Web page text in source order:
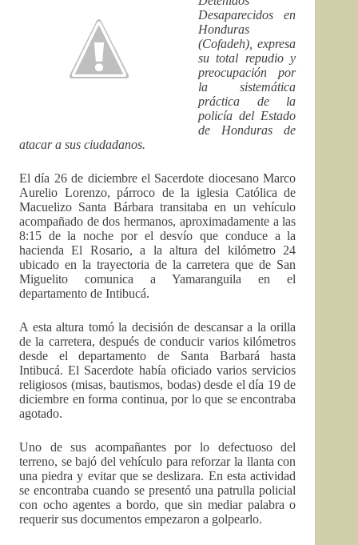
Desaparecidos en
Honduras
(Cofadeh), expresa
su total repudio y
preocupación por
la sistemática
práctica de la
policía del Estado
de Honduras de
atacar a sus ciudadanos.
El día 26 de diciembre el Sacerdote diocesano Marco
Aurelio Lorenzo, párroco de la iglesia Católica de
Macuelizo Santa Bárbara transitaba en un vehículo
acompañado de dos hermanos, aproximadamente a las
8:15 de la noche por el desvío que conduce a la
hacienda El Rosario, a la altura del kilómetro 24
ubicado en la trayectoria de la carretera que de San
Miguelito comunica a Yamaranguila en el
departamento de Intibucá.
A esta altura tomó la decisión de descansar a la orilla
de la carretera, después de conducir varios kilómetros
desde el departamento de Santa Barbará hasta
Intibucá. El Sacerdote había oficiado varios servicios
religiosos (misas, bautismos, bodas) desde el día 19 de
diciembre en forma continua, por lo que se encontraba
agotado.
Uno de sus acompañantes por lo defectuoso del
terreno, se bajó del vehículo para reforzar la llanta con
una piedra y evitar que se deslizara. En esta actividad
se encontraba cuando se presentó una patrulla policial
con ocho agentes a bordo, que sin mediar palabra o
requerir sus documentos empezaron a golpearlo.